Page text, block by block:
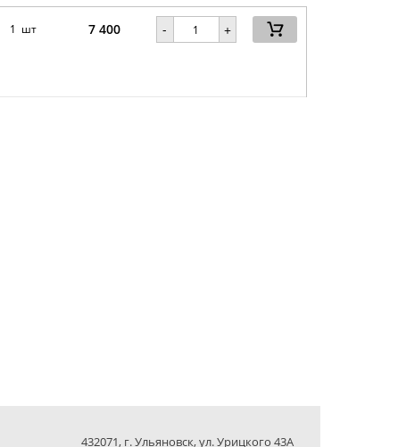
1 шт 7 400 - +
432071, г. Ульяновск, ул. Урицкого 43А